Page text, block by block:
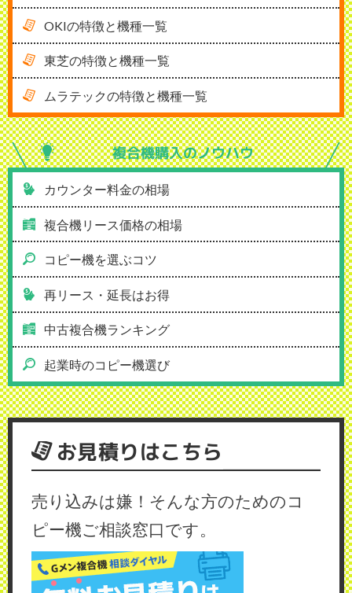
OKIの特徴と機種一覧
東芝の特徴と機種一覧
ムラテックの特徴と機種一覧
複合機購入のノウハウ
カウンター料金の相場
複合機リース価格の相場
コピー機を選ぶコツ
再リース・延長はお得
中古複合機ランキング
起業時のコピー機選び
お見積りはこちら
売り込みは嫌！そんな方のためのコ
ピー機ご相談窓口です。